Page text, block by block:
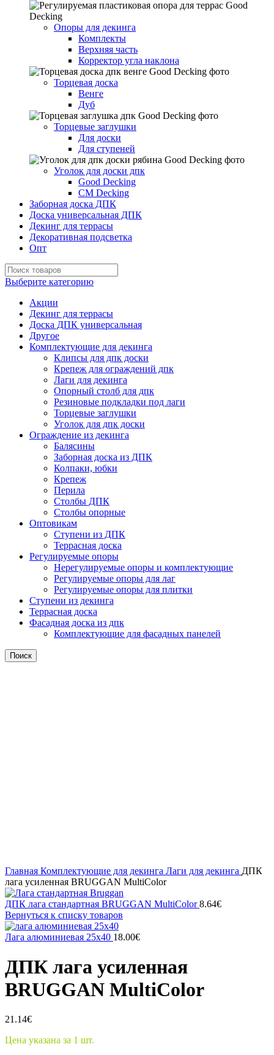
Опоры для декинга
Комплекты
Верхняя часть
Корректор угла наклона
Торцевая доска
Венге
Дуб
Торцевые заглушки
Для доски
Для ступеней
Уголок для доски дпк
Good Decking
CM Decking
Заборная доска ДПК
Доска универсальная ДПК
Декинг для террасы
Декоративная подсветка
Опт
Выберите категорию
Акции
Декинг для террасы
Доска ДПК универсальная
Другое
Комплектующие для декинга
Клипсы для дпк доски
Крепеж для ограждений дпк
Лаги для декинга
Опорный столб для дпк
Резиновые подкладки под лаги
Торцевые заглушки
Уголок для дпк доски
Ограждение из декинга
Балясины
Заборная доска из ДПК
Колпаки, юбки
Крепеж
Перила
Столбы ДПК
Столбы опорные
Оптовикам
Ступени из ДПК
Террасная доска
Регулируемые опоры
Нерегулируемые опоры и комплектующие
Регулируемые опоры для лаг
Регулируемые опоры для плитки
Ступени из декинга
Террасная доска
Фасадная доска из дпк
Комплектующие для фасадных панелей
Поиск
Главная Комплектующие для декинга Лаги для декинга ДПК
лага усиленная BRUGGAN MultiColor
ДПК лага стандартная BRUGGAN MultiColor8.64€
Вернуться к списку товаров
Лага алюминиевая 25x40 18.00€
ДПК лага усиленная
BRUGGAN MultiColor
21.14€
Цена указана за 1 шт.